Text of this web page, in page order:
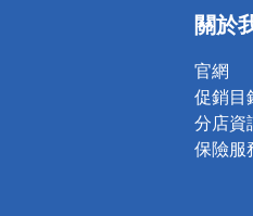
關於
官網
促銷目
分店資
保險服